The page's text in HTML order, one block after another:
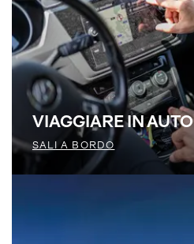
VIAGGIARE IN AUTO
SALI A BORDO